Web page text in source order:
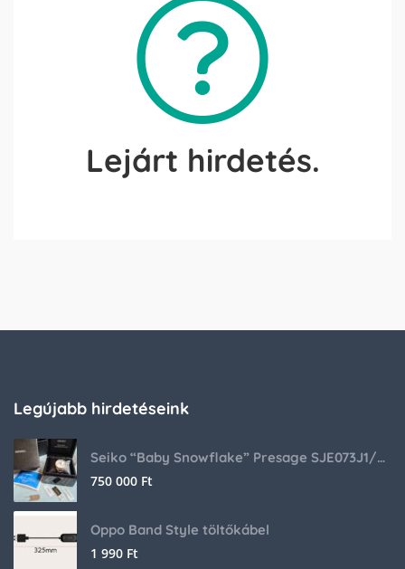
Lejárt hirdetés.
Legújabb hirdetéseink
Seiko “Baby Snowflake” Presage SJE073J1/SARA015 Limited Edition
750 000 Ft
Oppo Band Style töltőkábel
1 990 Ft